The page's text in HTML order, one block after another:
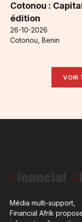
Cotonou :
édition
26-10-2026
Cotonou, Benin
VOIR
Média multi-support,
Financial Afrik